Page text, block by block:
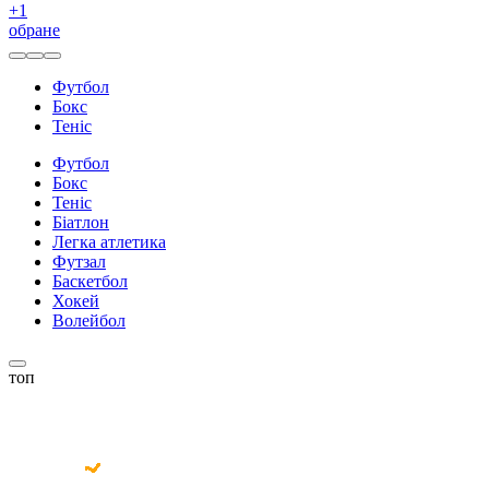
+1
обране
Футбол
Бокс
Теніс
Футбол
Бокс
Теніс
Біатлон
Легка атлетика
Футзал
Баскетбол
Хокей
Волейбол
топ